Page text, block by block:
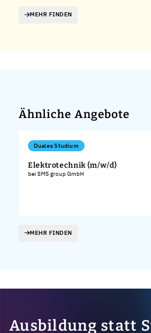
MEHR FINDEN
Ähnliche Angebote
Duales Studium
Elektrotechnik (m/w/d)
bei SMS group GmbH
MEHR FINDEN
Ausbildung statt